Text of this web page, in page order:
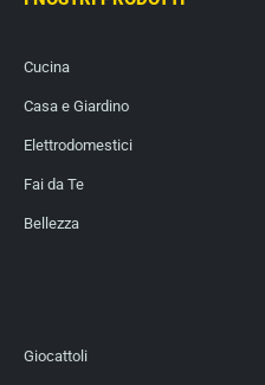
Cucina
Casa e Giardino
Elettrodomestici
Fai da Te
Bellezza
Giocattoli